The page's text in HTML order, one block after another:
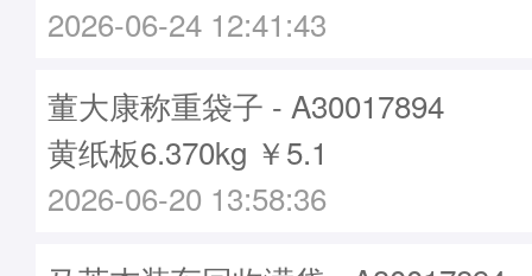
2026-06-24 12:41:43
董大康称重袋子 - A30017894
黄纸板6.370kg ￥5.1
2026-06-20 13:58:36